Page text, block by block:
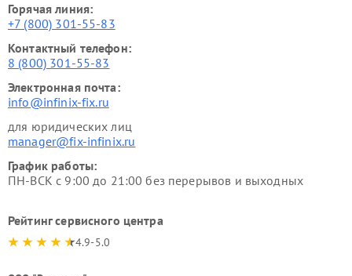
Горячая линия:
+7 (800) 301-55-83
Контактный телефон:
8 (800) 301-55-83
Электронная почта:
info@infinix-fix.ru
для юридических лиц
manager@fix-infinix.ru
График работы:
ПН-ВСК с 9:00 до 21:00 без перерывов и выходных
Рейтинг сервисного центра
4.9-5.0